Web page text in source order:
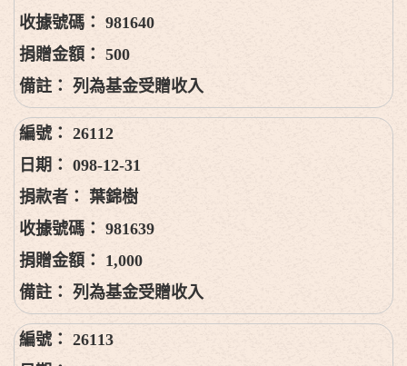
981640
500
列為基金受贈收入
26112
098-12-31
葉錦樹
981639
1,000
列為基金受贈收入
26113